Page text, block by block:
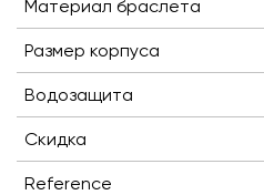
Материал браслета
Размер корпуса
Водозащита
Скидка
Reference